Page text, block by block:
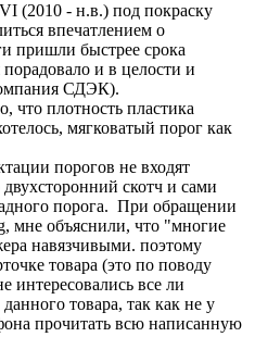
(2010 - н.в.) под покраску
впечатлением о
пришли быстрее срока
и в целости и
СДЭК).
что плотность пластика
мягковатый порог как
порогов не входят
скотч и сами
порога. При обращении
мне объяснили, что "многие
навязчивыми. поэтому
товара (это по поводу
интересовались все ли
товара, так как не у
прочитать всю написанную